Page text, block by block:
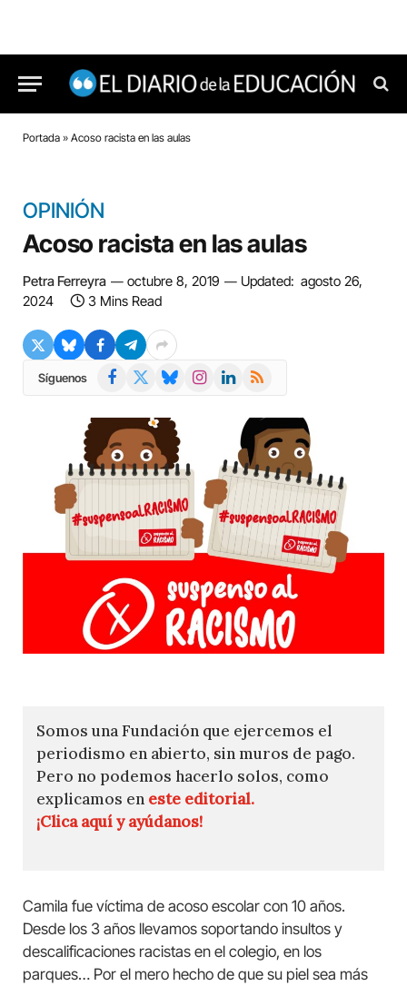
Portada » Acoso racista en las aulas
OPINIÓN
Acoso racista en las aulas
Petra Ferreyra octubre 8, 2019 Updated: agosto 26,
2024
3 Mins Read
Síguenos Facebook BlueskyInstagramLinkedIn
RSS
Somos una Fundación que ejercemos el
periodismo en abierto, sin muros de pago.
Pero no podemos hacerlo solos, como
explicamos en este editorial.
¡Clica aquí y ayúdanos!
Camila fue víctima de acoso escolar con 10 años.
Desde los 3 años llevamos soportando insultos y
descalificaciones racistas en el colegio, en los
parques… Por el mero hecho de que su piel sea más